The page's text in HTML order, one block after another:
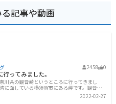
記事や動画
2458 0
行ってみました。
川県の観音崎というところに行ってきまし
に面している横須賀市にある岬です。観音崎
車場があり、そこにバイクを停めることがで
日や休日は有料のようです(100円)。しかし、
2022-02-27